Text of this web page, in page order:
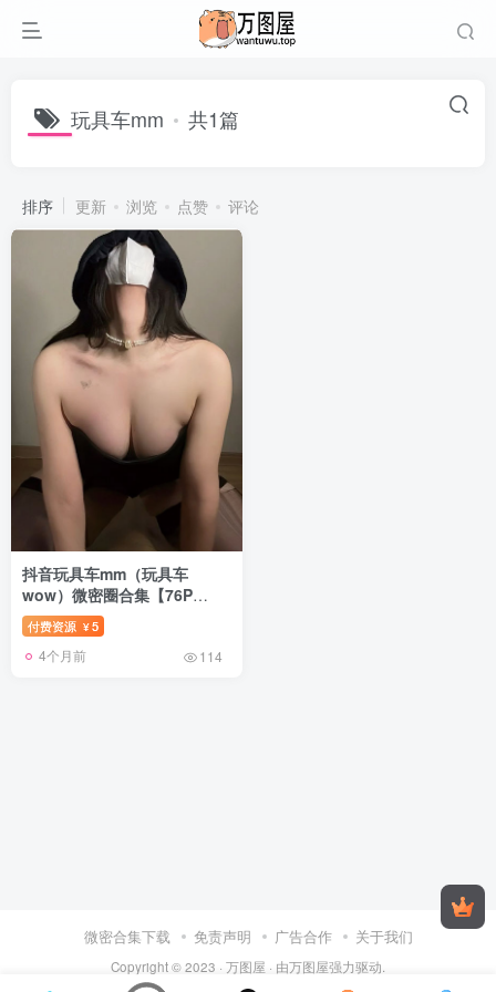
玩具车mm 共1篇
排序 更新 浏览 点赞 评论
抖音玩具车mm（玩具车
wow）微密圈合集【76P
127V】
付费资源 ¥5
4个月前 114
微密合集下载 免责声明 广告合作 关于我们
Copyright © 2023 · 万图屋 · 由万图屋强力驱动.